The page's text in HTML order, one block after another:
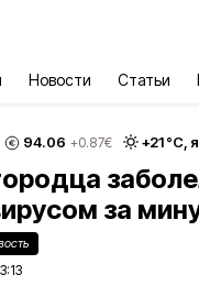
Новости Статьи
94.06 +0.87€ +21°С,
за